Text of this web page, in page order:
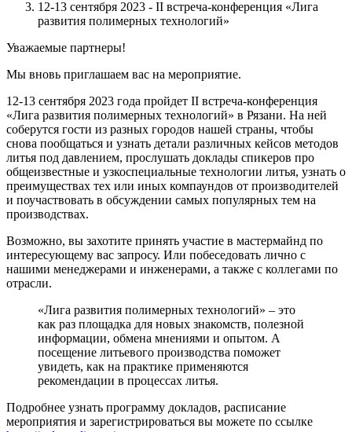
12-13 сентября 2023 - II встреча-конференция «Лига
развития полимерных технологий»
Уважаемые партнеры!
Мы вновь приглашаем вас на мероприятие.
12-13 сентября 2023 года пройдет II встреча-конференция
«Лига развития полимерных технологий» в Рязани. На ней
соберутся гости из разных городов нашей страны, чтобы
снова пообщаться и узнать детали различных кейсов методов
литья под давлением, прослушать доклады спикеров про
общеизвестные и узкоспециальные технологии литья, узнать о
преимуществах тех или иных компаундов от производителей
и поучаствовать в обсуждении самых популярных тем на
производствах.
Возможно, вы захотите принять участие в мастермайнд по
интересующему вас запросу. Или побеседовать лично с
нашими менеджерами и инженерами, а также с коллегами по
отрасли.
«Лига развития полимерных технологий» – это
как раз площадка для новых знакомств, полезной
информации, обмена мнениями и опытом. А
посещение литьевого производства поможет
увидеть, как на практике применяются
рекомендации в процессах литья.
Подробнее узнать программу докладов, расписание
мероприятия и зарегистрироваться вы можете по ссылке